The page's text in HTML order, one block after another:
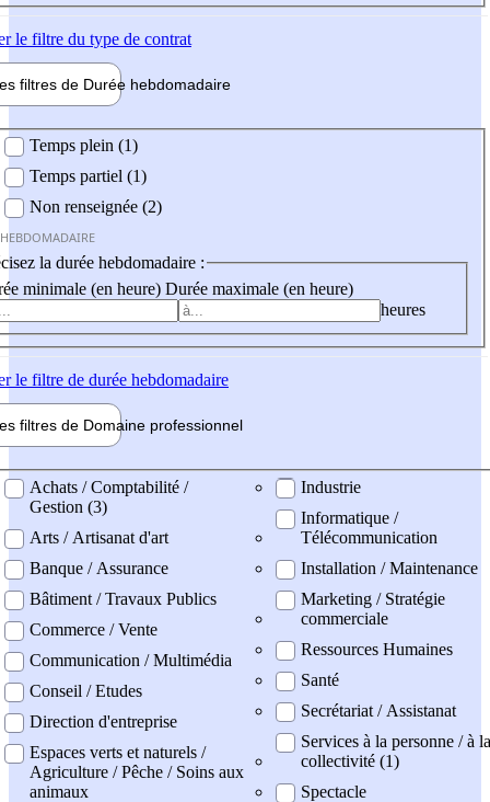
le filtre du type de contrat
filtres de Durée hebdomadaire
Temps plein (1)
Temps partiel (1)
Non renseignée (2)
la durée hebdomadaire :
minimale (en heure) Durée maximale (en heure)
heures
le filtre de durée hebdomadaire
filtres de Domaine professionnel
professionel
Achats / Comptabilité /
Gestion (3)
Arts / Artisanat d'art
Banque / Assurance
Bâtiment / Travaux Publics
Commerce / Vente
Communication / Multimédia
Conseil / Etudes
Direction d'entreprise
Espaces verts et naturels /
Agriculture / Pêche / Soins aux
animaux
Industrie
Informatique /
Télécommunication
Installation / Maintenance
Marketing / Stratégie
commerciale
Ressources Humaines
Santé
Secrétariat / Assistanat
Services à la personne / à la
collectivité (1)
Spectacle